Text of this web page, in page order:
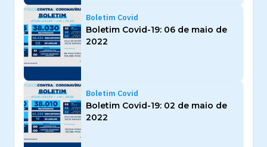
Boletim Covid
Boletim Covid-19: 06 de maio de
2022
Boletim Covid
Boletim Covid-19: 02 de maio de
2022